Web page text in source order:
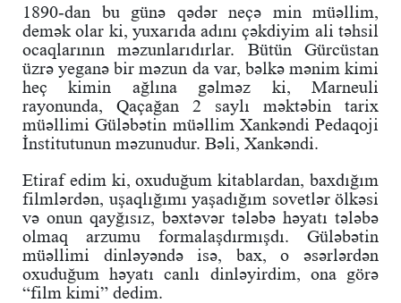
1890-dan bu günə qədər neçə min müəllim,
demək olar ki, yuxarıda adını çəkdiyim ali təhsil
ocaqlarının məzunlarıdırlar. Bütün Gürcüstan
üzrə yeganə bir məzun da var, bəlkə mənim kimi
heç kimin ağlına gəlməz ki, Marneuli
rayonunda, Qaçağan 2 saylı məktəbin tarix
müəllimi Güləbətin müəllim Xankəndi Pedaqoji
İnstitutunun məzunudur. Bəli, Xankəndi.
Etiraf edim ki, oxuduğum kitablardan, baxdığım
filmlərdən, uşaqlığımı yaşadığım sovetlər ölkəsi
və onun qayğısız, bəxtəvər tələbə həyatı tələbə
olmaq arzumu formalaşdırmışdı. Güləbətin
müəllimi dinləyəndə isə, bax, o əsərlərdən
oxuduğum həyatı canlı dinləyirdim, ona görə
“film kimi” dedim.